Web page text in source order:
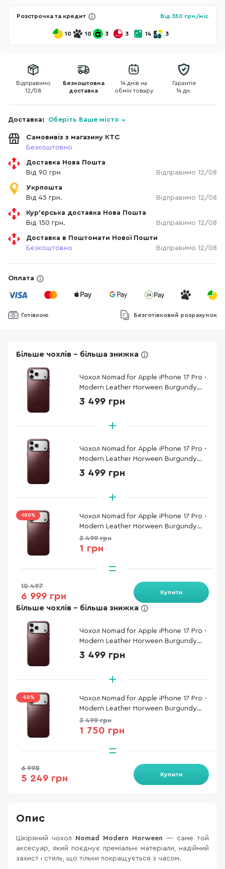
Розстрочка та кредит Від 350 грн/міс
10 10 3 3 14 3
Відправимо
12/08
Безкоштовна
доставка
14 днів на
обмін товару
Гарантія
14 дн.
Доставка: Оберіть Ваше місто
Самовивіз з магазину КТС
Безкоштовно
Доставка Нова Пошта
Від 90 грн
Відправимо 12/08
Укрпошта
Від 45 грн.
Відправимо 12/08
Кур'єрська доставка Нова Пошта
Від 150 грн.
Відправимо 12/08
Доставка в Поштомати Нової Пошти
Безкоштовно
Відправимо 12/08
Оплата
Готівкою Безготівковий розрахунок
Більше чохлів - більша знижка
Чохол Nomad for Apple iPhone 17 Pro -
Modern Leather Horween Burgundy
(NM011857858)
3 499 грн
Чохол Nomad for Apple iPhone 17 Pro -
Modern Leather Horween Burgundy
(NM011857858)
3 499 грн
-100%
Чохол Nomad for Apple iPhone 17 Pro -
Modern Leather Horween Burgundy
(NM011857858)
3 499 грн
1 грн
10 497
6 999 грн Купити
Більше чохлів - більша знижка
Чохол Nomad for Apple iPhone 17 Pro -
Modern Leather Horween Burgundy
(NM011857858)
3 499 грн
-50%
Чохол Nomad for Apple iPhone 17 Pro -
Modern Leather Horween Burgundy
(NM011857858)
3 499 грн
1 750 грн
6 998
5 249 грн Купити
Опис
Шкіряний чохол Nomad Modern Horween — саме той
аксесуар, який поєднує преміальні матеріали, надійний
захист і стиль, що тільки покращується з часом.